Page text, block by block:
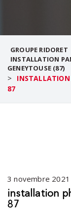
GROUPE RIDORET
INSTALLATION
GENEYTOUSE (87)
>
INSTALLATION
87
3 novembre 2021
installation
87